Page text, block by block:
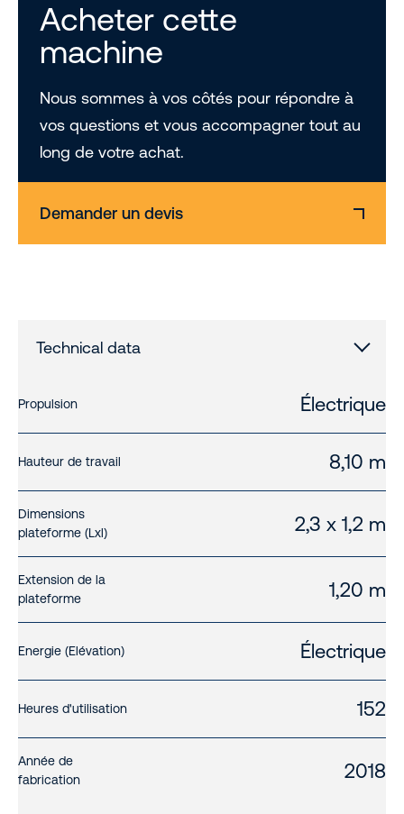
Acheter cette
machine
Nous sommes à vos côtés pour répondre à
vos questions et vous accompagner tout au
long de votre achat.
Demander un devis
Technical data
Propulsion Électrique
Hauteur de travail 8,10 m
Dimensions
plateforme (Lxl)
2,3 x 1,2 m
Extension de la
plateforme
1,20 m
Energie (Elévation) Électrique
Heures d'utilisation 152
Année de
fabrication
2018